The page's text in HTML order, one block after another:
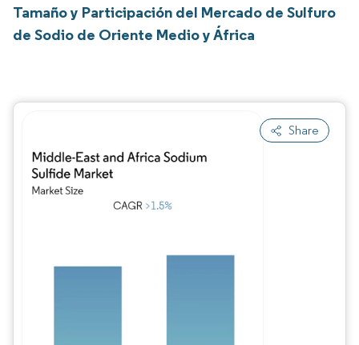
Tamaño y Participación del Mercado de Sulfuro
de Sodio de Oriente Medio y África
Share